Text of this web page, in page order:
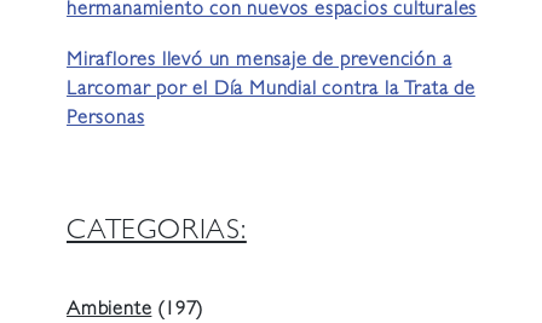
hermanamiento con nuevos espacios culturales
Miraflores llevó un mensaje de prevención a
Larcomar por el Día Mundial contra la Trata de
Personas
CATEGORIAS:
Ambiente(197)